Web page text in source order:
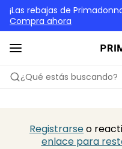
¡Las rebajas de
Compra ahora
¿Qué estás buscando?
Registrarseo
enlace para